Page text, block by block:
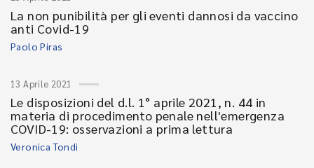
La non punibilità per gli eventi dannosi da vaccino
anti Covid-19
Paolo Piras
13 Aprile 2021
Le disposizioni del d.l. 1° aprile 2021, n. 44 in
materia di procedimento penale nell'emergenza
COVID-19: osservazioni a prima lettura
Veronica Tondi